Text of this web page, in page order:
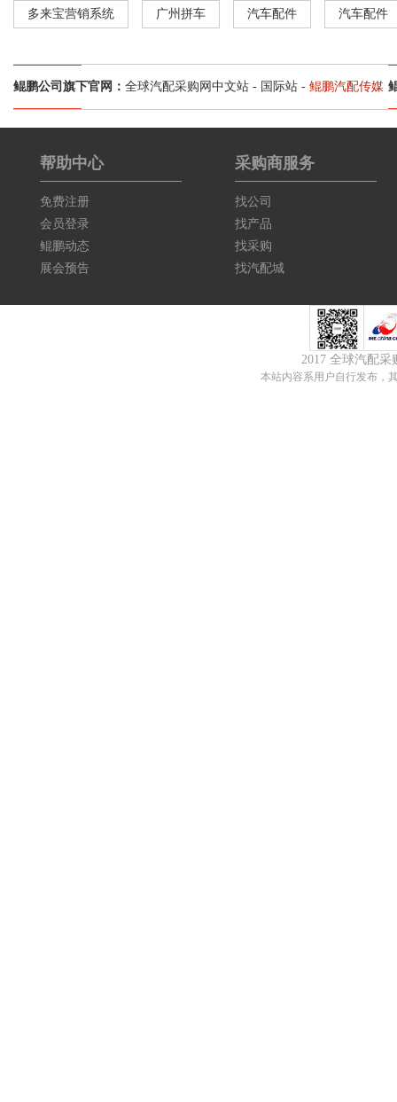
多来宝营销系统 广州拼车 汽车配件 汽车配件
鲲鹏公司旗下官网： 全球汽配采购网中文站 - 国际站 - 鲲鹏汽配传媒
帮助中心
免费注册
会员登录
鲲鹏动态
展会预告
采购商服务
找公司
找产品
找采购
找汽配城
2017 全球汽配
本站内容系用户自行发布，